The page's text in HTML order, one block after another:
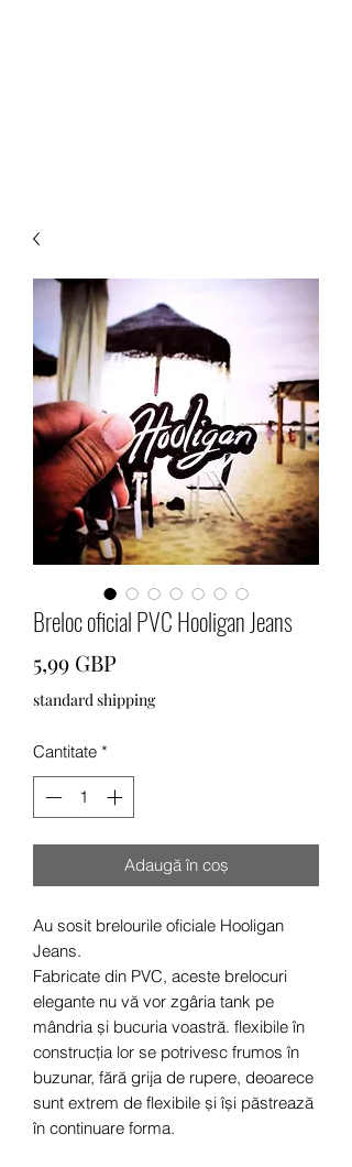
Breloc oficial PVC Hooligan Jeans
5,99 GBP
standard shipping
Cantitate *
Adaugă în coș
Au sosit brelourile oficiale Hooligan
Jeans.
Fabricate din PVC, aceste brelocuri
elegante nu vă vor zgâria tank pe
mândria și bucuria voastră. flexibile în
construcția lor se potrivesc frumos în
buzunar, fără grija de rupere, deoarece
sunt extrem de flexibile și își păstrează
în continuare forma.